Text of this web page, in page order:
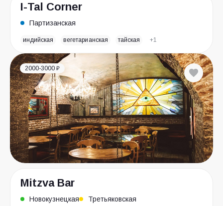
I-Tal Corner
Партизанская
индийская вегетарианская тайская +1
2000-3000 ₽
Mitzva Bar
Новокузнецкая Третьяковская